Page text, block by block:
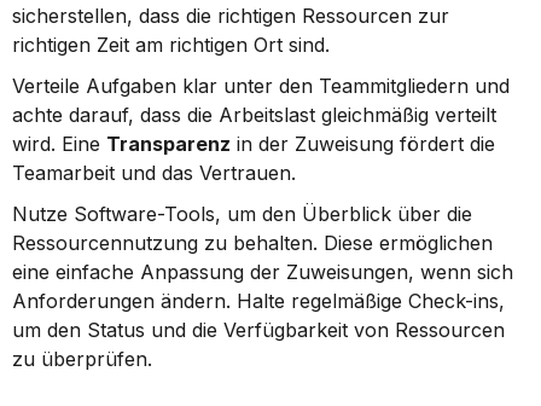
sicherstellen, dass die richtigen Ressourcen zur
richtigen Zeit am richtigen Ort sind.
Verteile Aufgaben klar unter den Teammitgliedern und
achte darauf, dass die Arbeitslast gleichmäßig verteilt
wird. Eine Transparenz in der Zuweisung fördert die
Teamarbeit und das Vertrauen.
Nutze Software-Tools, um den Überblick über die
Ressourcennutzung zu behalten. Diese ermöglichen
eine einfache Anpassung der Zuweisungen, wenn sich
Anforderungen ändern. Halte regelmäßige Check-ins,
um den Status und die Verfügbarkeit von Ressourcen
zu überprüfen.